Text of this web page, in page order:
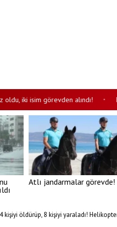
isim görevden alındı! • IŞİD ile
Atlı jandarmalar görevde!
kişiyi öldürüp, 8 kişiyi yaraladı!